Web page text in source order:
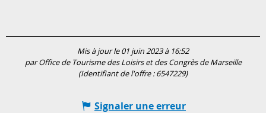
Mis à jour le 01 juin 2023 à 16:52
par Office de Tourisme des Loisirs et des Congrès de Marseille
(Identifiant de l'offre :6547229)
Signaler une erreur